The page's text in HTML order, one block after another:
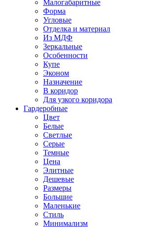
Малогабаритные
Форма
Угловые
Отделка и материал
Из МДФ
Зеркальные
Особенности
Купе
Эконом
Назначение
В коридор
Для узкого коридора
Гардеробные
Цвет
Белые
Светлые
Серые
Темные
Цена
Элитные
Дешевые
Размеры
Большие
Маленькие
Стиль
Минимализм